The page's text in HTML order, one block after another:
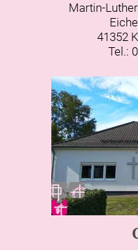
Martin-
41352
Tel.: